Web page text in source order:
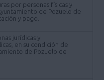
por personas físicas y
de Pozuelo de
y pago.
jurídicas y
en su condición de
de Pozuelo de